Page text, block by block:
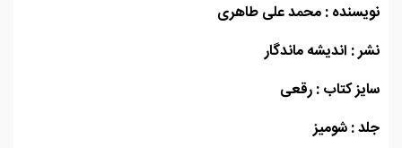
: محمد علی طاهری
: اندیشه ماندگار
کتاب : رقعی
: شومیز